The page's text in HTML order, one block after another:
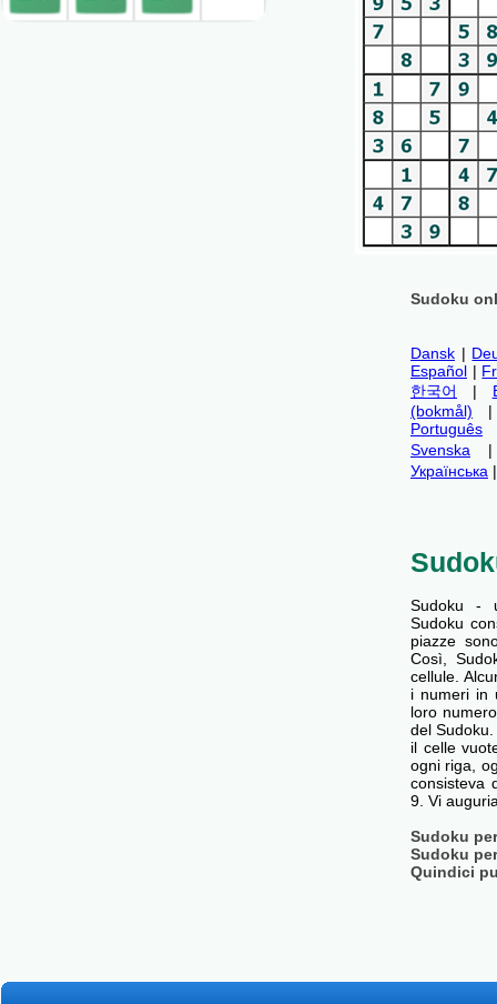
Sudoku
Dansk |
Español |
한국어
|
(bokmål)
Português
Svenska
Українська
Sudoku -
Sudoku
piazze
Così,
cellule.
i numeri in
loro
del
il celle
ogni riga,
consisteva
9. Vi
Sudoku
Sudoku
Quindici